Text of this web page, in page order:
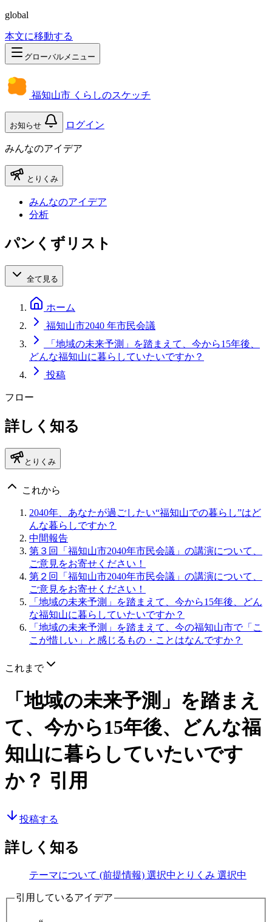
global
本文に移動する
グローバルメニュー
福知山市 くらしのスケッチ
お知らせ ログイン
みんなのアイデア
とりくみ
みんなのアイデア
分析
パンくずリスト
全て見る
ホーム
福知山市2040 年市民会議
「地域の未来予測」を踏まえて、今から15年後、
どんな福知山に暮らしていたいですか？
投稿
フロー
詳しく知る
とりくみ
これから
2040年、あなたが過ごしたい“福知山での暮らし”はど
んな暮らしですか？
中間報告
第３回「福知山市2040年市民会議」の講演について、
ご意見をお寄せください！
第２回「福知山市2040年市民会議」の講演について、
ご意見をお寄せください！
「地域の未来予測」を踏まえて、今から15年後、どん
な福知山に暮らしていたいですか？
「地域の未来予測」を踏まえて、今の福知山市で「こ
こが惜しい」と感じるもの・ことはなんですか？
これまで
「地域の未来予測」を踏まえ
て、今から15年後、どんな福
知山に暮らしていたいです
か？ 引用
投稿する
詳しく知る
テーマについて (前提情報) 選択中 とりくみ 選択中
引用しているアイデア